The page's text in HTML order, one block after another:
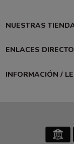
NUESTRAS
ENLACES
INFORMACIÓN /